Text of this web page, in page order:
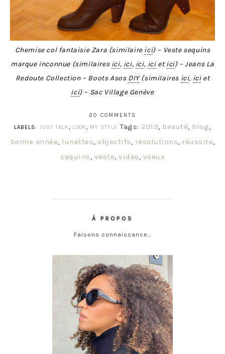
Chemise col fantaisie Zara (similaire ici) – Veste sequins
marque inconnue (similaires ici, ici, ici, icietici) – Jeans La
Redoute Collection – Boots Asos DIY(similaires ici, iciet
ici) – Sac Village Genève
20 COMMENTS
LABELS:JUST TALK, LOOK, MY STYLE Tags: 2013, beauté, blog,
bonne année, lunettes, objectifs, résolutions, réussite,
sequins, veste, video, voeux
À PROPOS
Faisons connaissance…